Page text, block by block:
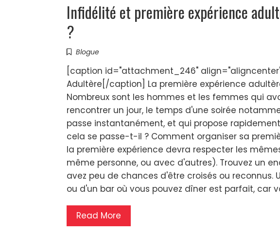
Infidélité et première expérience
?
Blogue
[caption id="attachment_246"
Adultère[/caption] La première expérience
Nombreux sont les hommes et les femmes qui
rencontrer un jour, le temps d'une soirée
passe instantanément, et qui propose
cela se passe-t-il ? Comment organiser sa
la première expérience devra respecter les
même personne, ou avec d'autres). Trouvez un
avez peu de chances d'être croisés ou reconnus.
ou d'un bar où vous pouvez dîner est parfait, car
Read More